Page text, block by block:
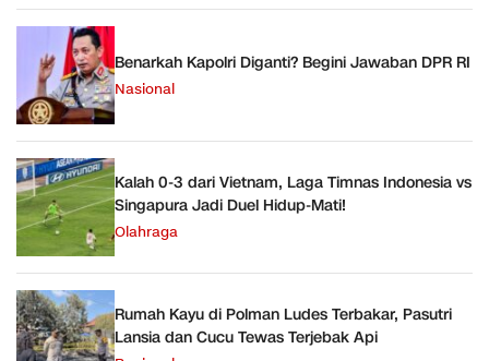
Benarkah Kapolri Diganti? Begini Jawaban DPR RI
Nasional
Kalah 0-3 dari Vietnam, Laga Timnas Indonesia vs
Singapura Jadi Duel Hidup-Mati!
Olahraga
Rumah Kayu di Polman Ludes Terbakar, Pasutri
Lansia dan Cucu Tewas Terjebak Api